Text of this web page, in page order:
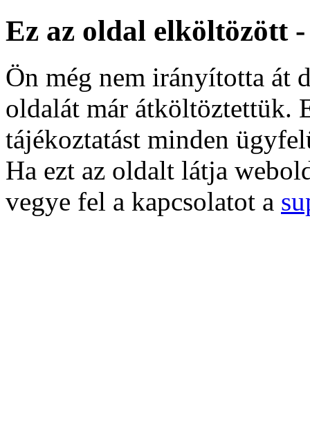
Ez az oldal elköltözött -
Ön még nem irányította át
oldalát már átköltöztettük.
tájékoztatást minden
Ha ezt az oldalt látja
vegye fel a kapcsolatot a